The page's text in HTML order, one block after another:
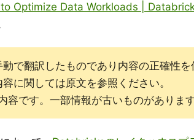
Optimize Data Workloads |
で翻訳したものであり内容の正確性を
に関しては原文を参照ください。
容です。一部情報が古いものがあります